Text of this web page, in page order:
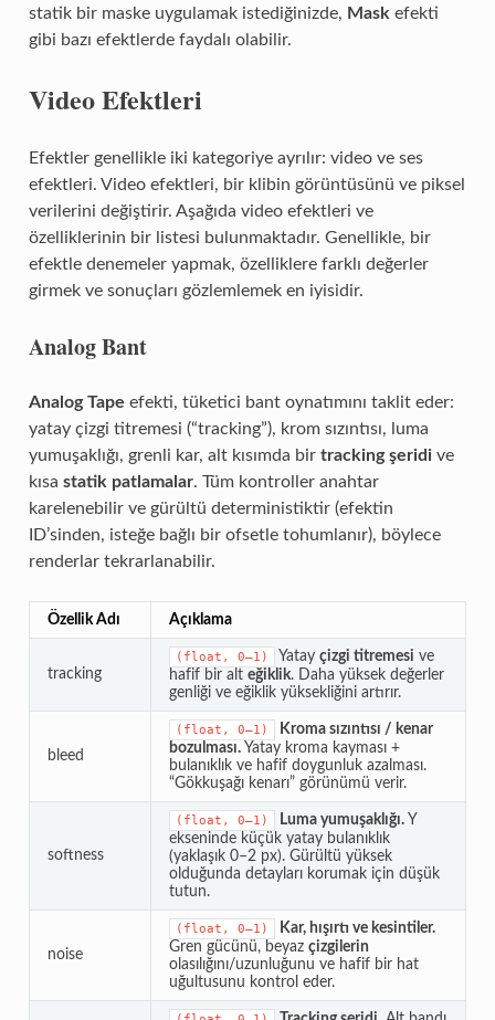
statik bir maske uygulamak istediğinizde, Maskefekti
gibi bazı efektlerde faydalı olabilir.
Video Efektleri
Efektler genellikle iki kategoriye ayrılır: video ve ses
efektleri. Video efektleri, bir klibin görüntüsünü ve piksel
verilerini değiştirir. Aşağıda video efektleri ve
özelliklerinin bir listesi bulunmaktadır. Genellikle, bir
efektle denemeler yapmak, özelliklere farklı değerler
girmek ve sonuçları gözlemlemek en iyisidir.
Analog Bant
Analog Tape efekti, tüketici bant oynatımını taklit eder:
yatay çizgi titremesi (“tracking”), krom sızıntısı, luma
yumuşaklığı, grenli kar, alt kısımda bir tracking şeridive
kısa statik patlamalar. Tüm kontroller anahtar
karelenebilir ve gürültü deterministiktir (efektin
ID’sinden, isteğe bağlı bir ofsetle tohumlanır), böylece
renderlar tekrarlanabilir.
Özellik Adı Açıklama
tracking
(float, 0–1) Yatay çizgi titremesi ve
hafif bir alt eğiklik. Daha yüksek değerler
genliği ve eğiklik yüksekliğini artırır.
bleed
(float, 0–1)
Kroma sızıntısı / kenar
bozulması.Yatay kroma kayması +
bulanıklık ve hafif doygunluk azalması.
“Gökkuşağı kenarı” görünümü verir.
softness
(float, 0–1) Luma yumuşaklığı.Y
ekseninde küçük yatay bulanıklık
(yaklaşık 0–2 px). Gürültü yüksek
olduğunda detayları korumak için düşük
tutun.
noise
(float, 0–1)
Kar, hışırtı ve kesintiler.
Gren gücünü, beyaz çizgilerin
olasılığını/uzunluğunu ve hafif bir hat
uğultusunu kontrol eder.